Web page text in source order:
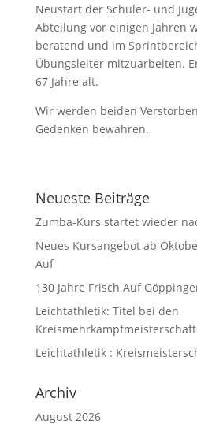
Neustart der Schüler- und
Abteilung vor einigen Jahren
beratend und im
Übungsleiter mitzuarbeiten.
67 Jahre alt.
Wir werden beiden
Gedenken bewahren.
Neueste Beiträge
Zumba-Kurs startet wieder
Neues Kursangebot ab
Auf
130 Jahre Frisch Auf
Leichtathletik: Titel bei den
Leichtathletik :
Archiv
August 2026